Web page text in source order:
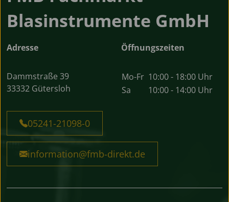
Blasinstrumente GmbH
Adresse
Dammstraße 39
33332 Gütersloh
Öffnungszeiten
Mo-Fr 10:00 - 18:00 Uhr
Sa
10:00 - 14:00 Uhr
05241-21098-0
information@fmb-direkt.de